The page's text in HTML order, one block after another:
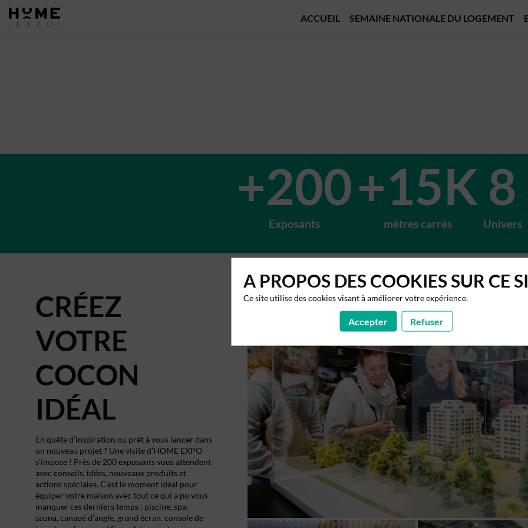
ACCUEIL SEMAINE NATIONALE DU LOGEMENT
+200
Exposants
+15K
mètres carrés
8
Univers
CRÉEZ
VOTRE
COCON
IDÉAL
En quête d’inspiration ou prêt à vous lancer dans
un nouveau projet ? Une visite d’HOME EXPO
s’impose ! Près de 200 exposants vous attendent
avec conseils, idées, nouveaux produits et
actions spéciales. C’est le moment idéal pour
équiper votre maison avec tout ce qui a pu vous
manquer ces derniers temps : piscine, spa,
sauna, canapé d’angle, grand écran, console de
A PROPOS DES COOKIES SUR CE
Ce site utilise des cookies visant à améliorer votre expérience.
Accepter Refuser